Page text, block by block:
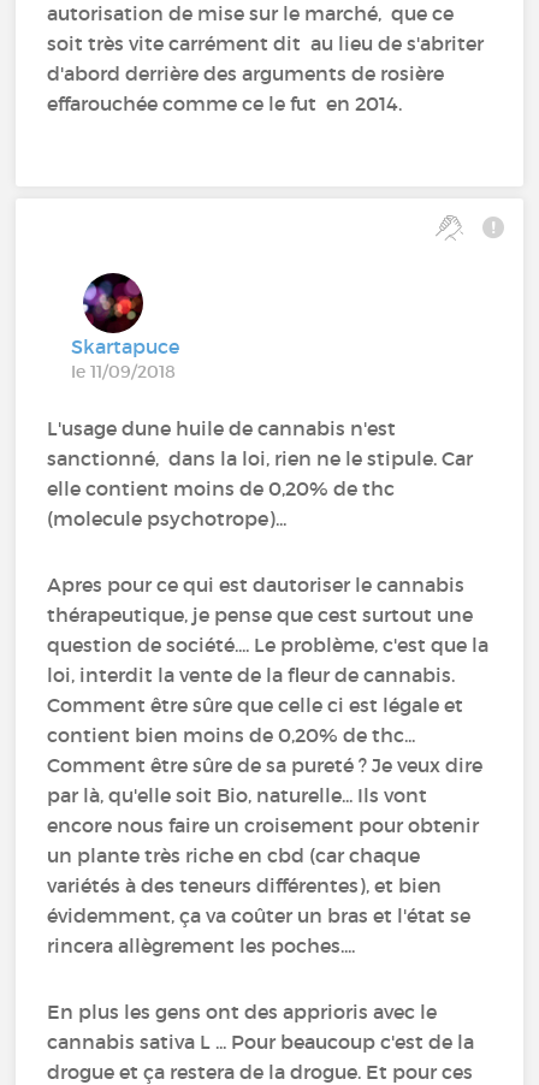
autorisation de mise sur le marché, que ce
soit très vite carrément dit au lieu de s'abriter
d'abord derrière des arguments de rosière
effarouchée comme ce le fut en 2014.
Skartapuce
le 11/09/2018
L'usage dune huile de cannabis n'est
sanctionné, dans la loi, rien ne le stipule. Car
elle contient moins de 0,20% de thc
(molecule psychotrope)...
Apres pour ce qui est dautoriser le cannabis
thérapeutique, je pense que cest surtout une
question de société.... Le problème, c'est que la
loi, interdit la vente de la fleur de cannabis.
Comment être sûre que celle ci est légale et
contient bien moins de 0,20% de thc...
Comment être sûre de sa pureté ? Je veux dire
par là, qu'elle soit Bio, naturelle... Ils vont
encore nous faire un croisement pour obtenir
un plante très riche en cbd (car chaque
variétés à des teneurs différentes), et bien
évidemment, ça va coûter un bras et l'état se
rincera allègrement les poches....
En plus les gens ont des apprioris avec le
cannabis sativa L ... Pour beaucoup c'est de la
drogue et ça restera de la drogue. Et pour ces